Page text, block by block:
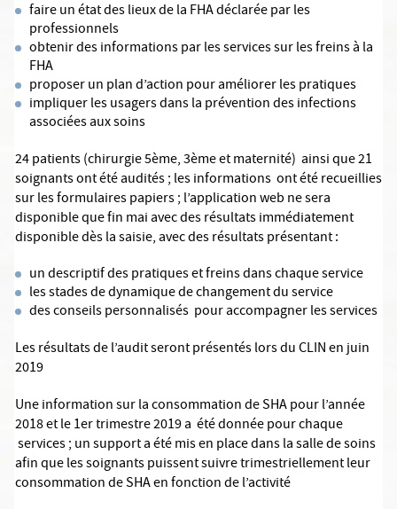
faire un état des lieux de la FHA déclarée par les
professionnels
obtenir des informations par les services sur les freins à la
FHA
proposer un plan d’action pour améliorer les pratiques
impliquer les usagers dans la prévention des infections
associées aux soins
24 patients (chirurgie 5ème, 3ème et maternité) ainsi que 21
soignants ont été audités ; les informations ont été recueillies
sur les formulaires papiers ; l’application web ne sera
disponible que fin mai avec des résultats immédiatement
disponible dès la saisie, avec des résultats présentant :
un descriptif des pratiques et freins dans chaque service
les stades de dynamique de changement du service
des conseils personnalisés pour accompagner les services
Les résultats de l’audit seront présentés lors du CLIN en juin
2019
Une information sur la consommation de SHA pour l’année
2018 et le 1er trimestre 2019 a été donnée pour chaque
services ; un support a été mis en place dans la salle de soins
afin que les soignants puissent suivre trimestriellement leur
consommation de SHA en fonction de l’activité